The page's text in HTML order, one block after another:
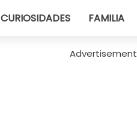
CURIOSIDADES FAMILIA
Advertisement